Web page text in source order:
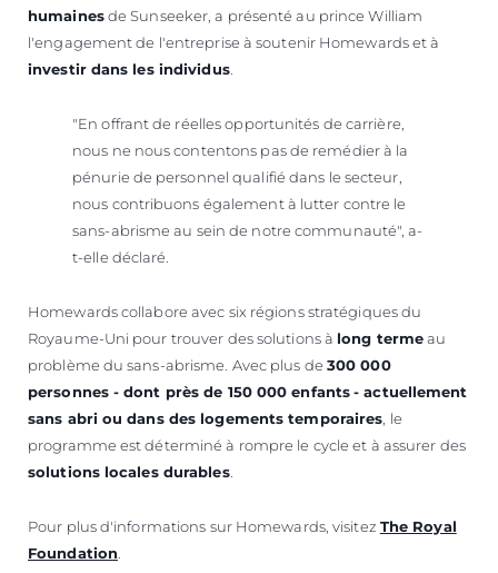
humainesde Sunseeker, a présenté au prince William
l'engagement de l'entreprise à soutenir Homewards et à
investir dans les individus.
"En offrant de réelles opportunités de carrière,
nous ne nous contentons pas de remédier à la
pénurie de personnel qualifié dans le secteur,
nous contribuons également à lutter contre le
sans-abrisme au sein de notre communauté", a-
t-elle déclaré.
Homewards collabore avec six régions stratégiques du
Royaume-Uni pour trouver des solutions à long termeau
problème du sans-abrisme. Avec plus de 300 000
personnes - dont près de 150 000 enfants- actuellement
sans abri ou dans des logements temporaires , le
programme est déterminé à rompre le cycle et à assurer des
solutions locales durables.
Pour plus d'informations sur Homewards, visitez The Royal
Foundation